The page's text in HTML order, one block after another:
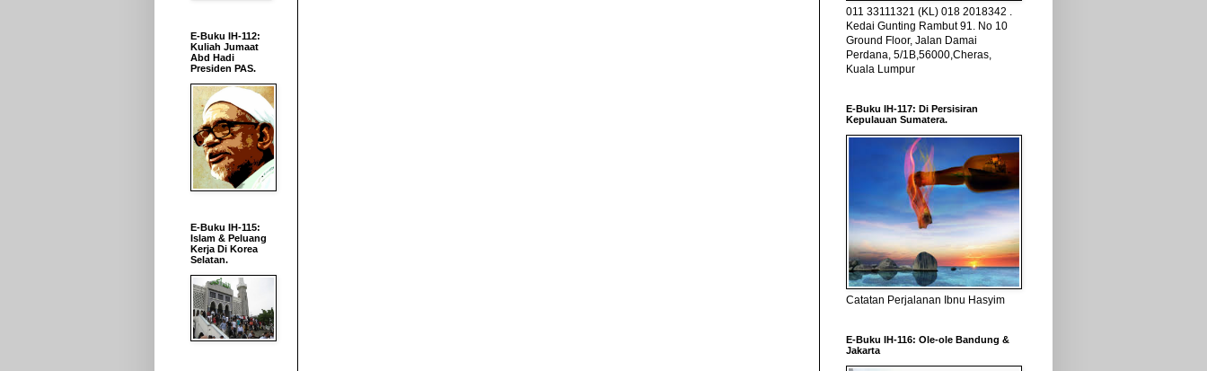
E-Buku IH-112:
Kuliah Jumaat
Abd Hadi
Presiden PAS.
E-Buku IH-115:
Islam & Peluang
Kerja Di Korea
Selatan.
011 33111321 (KL) 018 2018342 .
Kedai Gunting Rambut 91. No 10
Ground Floor, Jalan Damai
Perdana, 5/1B,56000,Cheras,
Kuala Lumpur
E-Buku IH-117: Di Persisiran
Kepulauan Sumatera.
Catatan Perjalanan Ibnu Hasyim
E-Buku IH-116: Ole-ole Bandung &
Jakarta